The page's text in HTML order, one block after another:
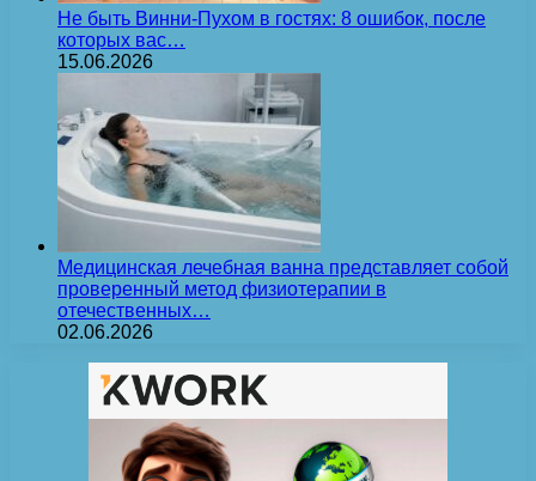
Не быть Винни-Пухом в гостях: 8 ошибок, после
которых вас…
15.06.2026
Медицинская лечебная ванна представляет собой
проверенный метод физиотерапии в
отечественных…
02.06.2026